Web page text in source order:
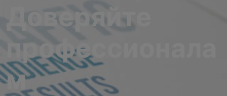
Доверяйте
профессионала
м